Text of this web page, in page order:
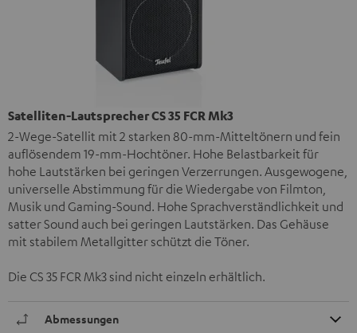
Satelliten-Lautsprecher CS 35 FCR Mk3
2-Wege-Satellit mit 2 starken 80-mm-Mitteltönern und fein
auflösendem 19-mm-Hochtöner. Hohe Belastbarkeit für
hohe Lautstärken bei geringen Verzerrungen. Ausgewogene,
universelle Abstimmung für die Wiedergabe von Filmton,
Musik und Gaming-Sound. Hohe Sprachverständlichkeit und
satter Sound auch bei geringen Lautstärken. Das Gehäuse
mit stabilem Metallgitter schützt die Töner.
Die CS 35 FCR Mk3 sind nicht einzeln erhältlich.
Abmessungen